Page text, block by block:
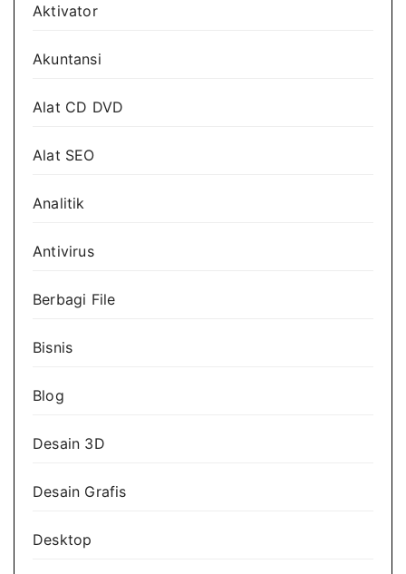
Aktivator
Akuntansi
Alat CD DVD
Alat SEO
Analitik
Antivirus
Berbagi File
Bisnis
Blog
Desain 3D
Desain Grafis
Desktop